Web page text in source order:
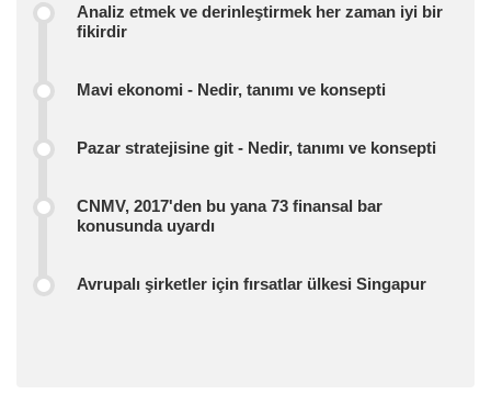
Analiz etmek ve derinleştirmek her zaman iyi bir
fikirdir
Mavi ekonomi - Nedir, tanımı ve konsepti
Pazar stratejisine git - Nedir, tanımı ve konsepti
CNMV, 2017'den bu yana 73 finansal bar
konusunda uyardı
Avrupalı ​​şirketler için fırsatlar ülkesi Singapur